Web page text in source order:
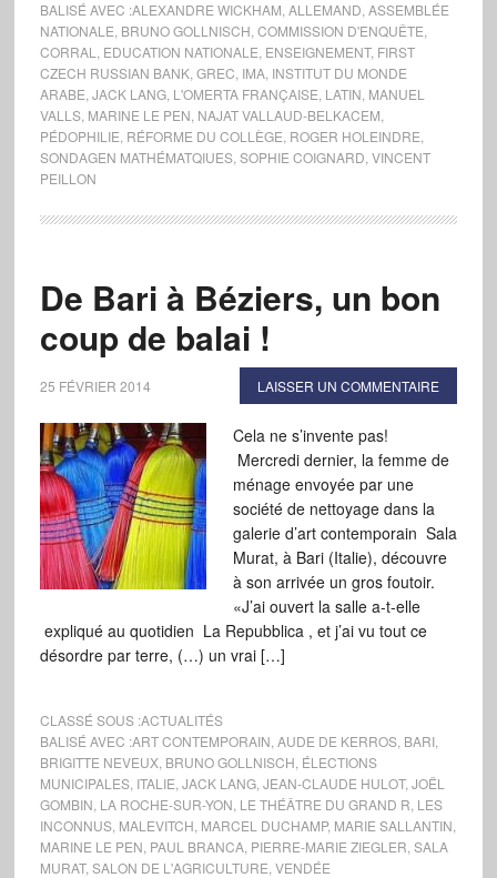
BALISÉ AVEC :ALEXANDRE WICKHAM ALLEMAND ASSEMBLÉE
NATIONALE BRUNO GOLLNISCH COMMISSION D'ENQUÊTE
CORRAL
EDUCATION NATIONALE ENSEIGNEMENT, FIRST
CZECH RUSSIAN BANK, GREC IMA, INSTITUT DU MONDE
ARABE JACK LANG, L'OMERTA FRANÇAISE LATIN MANUEL
VALLS, MARINE LE PEN NAJAT VALLAUD-BELKACEM
PÉDOPHILIE RÉFORME DU COLLÈGE ROGER HOLEINDRE
SONDAGEN MATHÉMATQIUES, SOPHIE COIGNARD VINCENT
PEILLON
De Bari à Béziers, un bon
coup de balai !
25 FÉVRIER 2014 LAISSER UN COMMENTAIRE
Cela ne s’invente pas!
Mercredi dernier, la femme de
ménage envoyée par une
société de nettoyage dans la
galerie d’art contemporain Sala
Murat, à Bari (Italie), découvre
à son arrivée un gros foutoir.
«J’ai ouvert la salle a-t-elle
expliqué au quotidien La Repubblica , et j’ai vu tout ce
désordre par terre, (…) un vrai […]
CLASSÉ SOUS :ACTUALITÉS
BALISÉ AVEC :ART CONTEMPORAIN AUDE DE KERROS, BARI,
BRIGITTE NEVEUX, BRUNO GOLLNISCH ÉLECTIONS
MUNICIPALES, ITALIE JACK LANG, JEAN-CLAUDE HULOT, JOËL
GOMBIN LA ROCHE-SUR-YON LE THÉÂTRE DU GRAND R LES
INCONNUS, MALEVITCH MARCEL DUCHAMP, MARIE SALLANTIN
MARINE LE PEN PAUL BRANCA, PIERRE-MARIE ZIEGLER SALA
MURAT, SALON DE L'AGRICULTURE VENDÉE